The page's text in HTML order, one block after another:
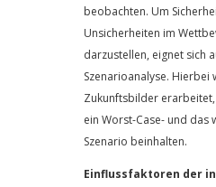
beobachten. Um
Unsicherheiten im
darzustellen, eignet sich
Szenarioanalyse. Hierbei
Zukunftsbilder erarbeitet,
ein Worst-Case- und das
Szenario beinhalten.
Einflussfaktoren der